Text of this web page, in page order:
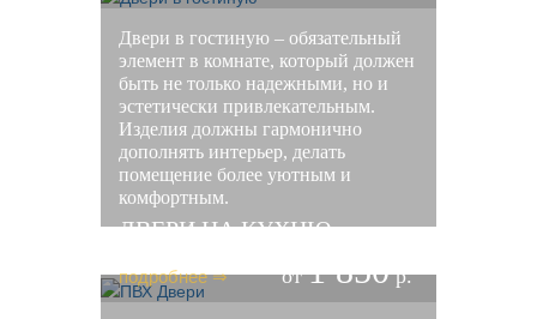
Двери в гостиную – обязательный
элемент в комнате, который должен
быть не только надежными, но и
эстетически привлекательным.
Изделия должны гармонично
дополнять интерьер, делать
помещение более уютным и
комфортным.
ДВЕРИ НА КУХНЮ
подробнее ⇒ от1 850р.